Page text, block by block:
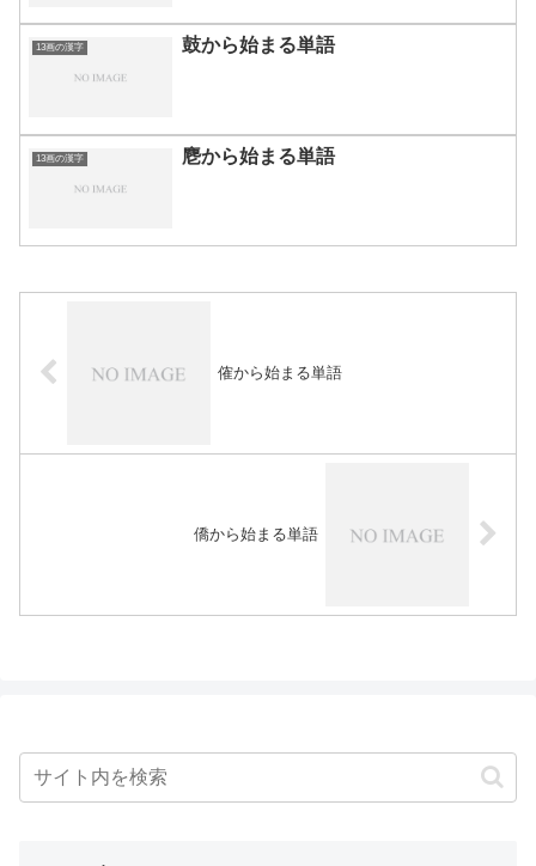
13画の漢字 鼓から始まる単語
13画の漢字 麀から始まる単語
傕から始まる単語
僑から始まる単語